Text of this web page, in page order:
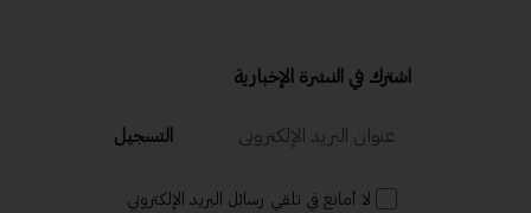
اشترك في النشرة الإخبارية
التسجيل
لا أمانع في تلقي رسائل البريد الإلكتروني